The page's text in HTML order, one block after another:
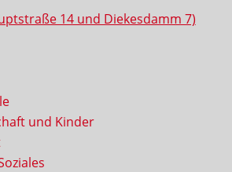
14 und Diekesdamm 7)
und Kinder